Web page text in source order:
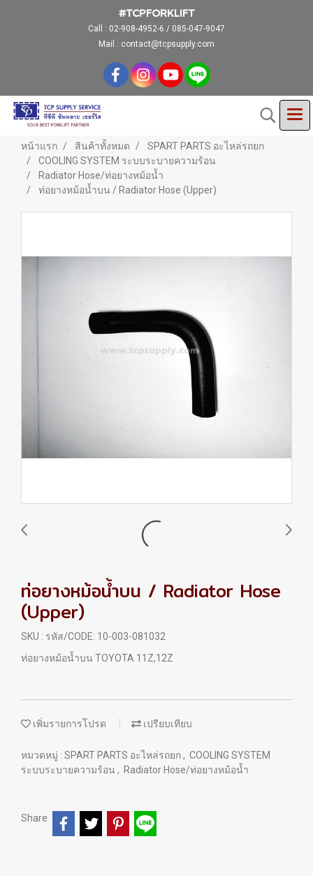
#TCPFORKLIFT
Call : 02-908-4952-6 / 085-047-9047
Mail : contact@tcpsupply.com
หน้าแรก สินค้าทั้งหมด
SPART PARTS อะไหล่รถยก
COOLING SYSTEM ระบบระบายความร้อน
Radiator Hose/ท่อยางหม้อน้ำ
ท่อยางหม้อน้ำบน / Radiator Hose (Upper)
ท่อยางหม้อน้ำบน / Radiator Hose
(Upper)
SKU : รหัส/CODE: 10-003-081032
ท่อยางหม้อน้ำบน TOYOTA 11Z,12Z
เพิ่มรายการโปรด เปรียบเทียบ
หมวดหมู่ : SPART PARTS อะไหล่รถยก, COOLING SYSTEM
ระบบระบายความร้อน , Radiator Hose/ท่อยางหม้อน้ำ
Share